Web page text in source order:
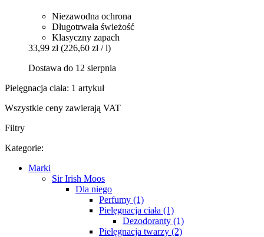
Niezawodna ochrona
Długotrwała świeżość
Klasyczny zapach
33,99 zł (226,60 zł / l)
Dostawa do 12 sierpnia
Pielęgnacja ciała: 1 artykuł
Wszystkie ceny zawierają VAT
Filtry
Kategorie:
Marki
Sir Irish Moos
Dla niego
Perfumy (1)
Pielęgnacja ciała (1)
Dezodoranty (1)
Pielęgnacja twarzy (2)